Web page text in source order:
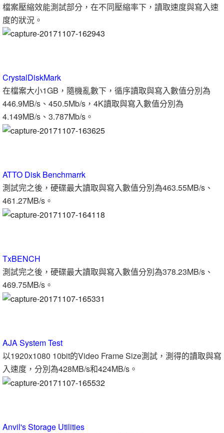
檔案壓縮效能測試部分，在不同壓縮率下，讀取速度與寫入速
度的狀況。
CrystalDiskMark
在檔案大小1GB，隨機亂數下，循序讀取與寫入數值分別為
446.9MB/s、450.5Mb/s，4K讀取與寫入數值分別為
4.149MB/s、3.787Mb/s。
ATTO Disk Benchmarrk
測試完之後，硬碟最大讀取與寫入數值分別為463.55MB/s、
461.27MB/s。
TxBENCH
測試完之後，硬碟最大讀取與寫入數值分別為378.23MB/s、
469.75MB/s。
AJA System Test
以1920x1080 10bit的Video Frame Size測試，測得的讀取與寫
入速度，分別為428MB/s和424MB/s。
Anvil's Storage Utilities